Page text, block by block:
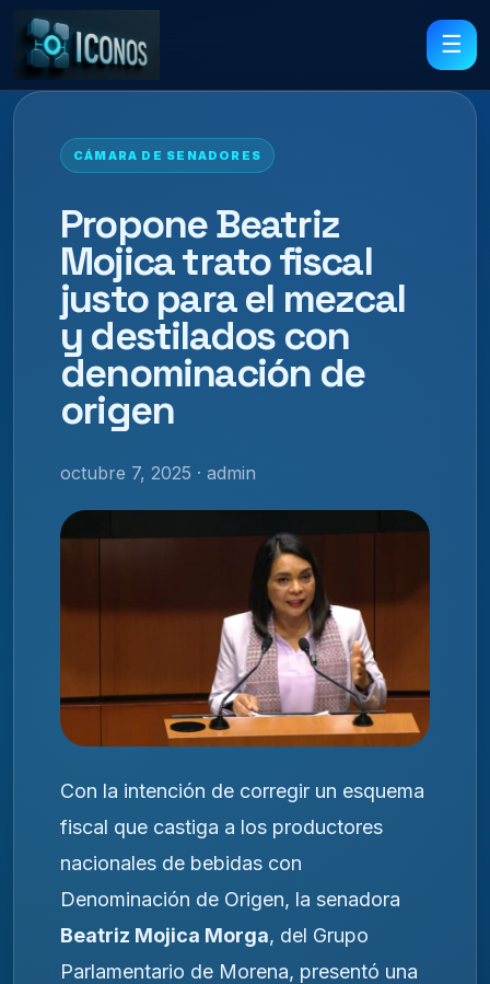
☰
CÁMARA DE SENADORES
Propone Beatriz
Mojica trato fiscal
justo para el mezcal
y destilados con
denominación de
origen
octubre 7, 2025 · admin
Con la intención de corregir un esquema
fiscal que castiga a los productores
nacionales de bebidas con
Denominación de Origen, la senadora
Beatriz Mojica Morga, del Grupo
Parlamentario de Morena, presentó una